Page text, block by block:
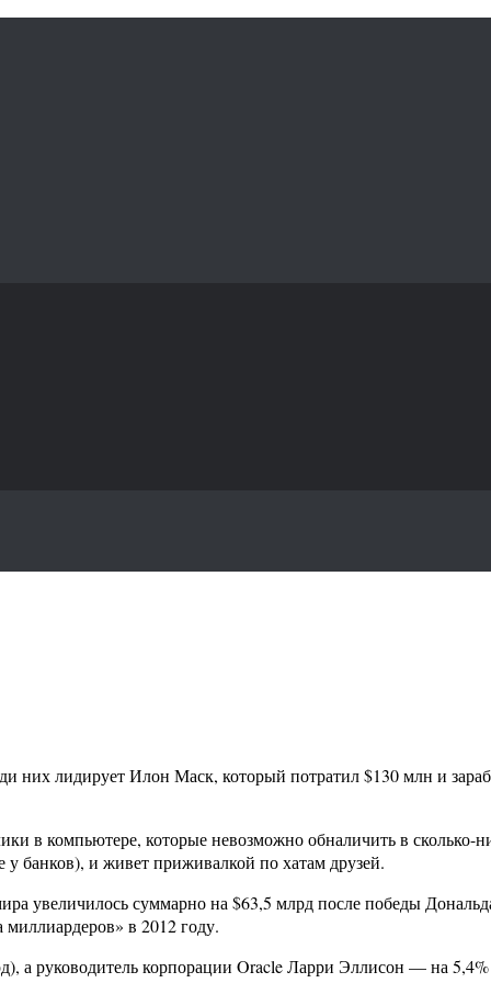
них лидирует Илон Маск, который потратил $130 млн и
в компьютере, которые невозможно обналичить в
у банков), и живет приживалкой по хатам друзей.
увеличилось суммарно на $63,5 млрд после победы
в 2012 году.
а руководитель корпорации Oracle Ларри Эллисон — на